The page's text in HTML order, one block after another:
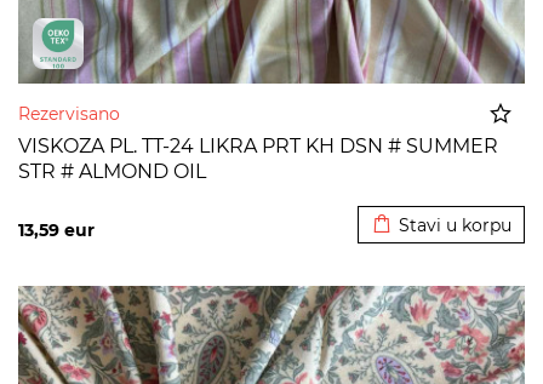
Rezervisano
VISKOZA PL. TT-24 LIKRA PRT KH DSN # SUMMER
STR # ALMOND OIL
13,59 eur Stavi u korpu